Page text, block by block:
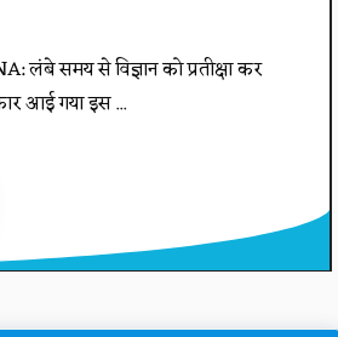
लंबे समय से विज्ञान को प्रतीक्षा कर
आई गया इस ...